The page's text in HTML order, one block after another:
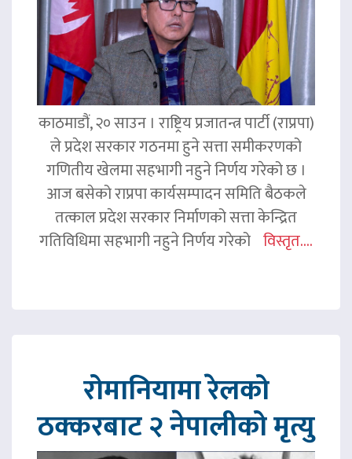
काठमाडौं, २० साउन । राष्ट्रिय प्रजातन्त्र पार्टी (राप्रपा)
ले प्रदेश सरकार गठनमा हुने सत्ता समीकरणको
गणितीय खेलमा सहभागी नहुने निर्णय गरेको छ ।
आज बसेको राप्रपा कार्यसम्पादन समिति बैठकले
तत्काल प्रदेश सरकार निर्माणको सत्ता केन्द्रित
गतिविधिमा सहभागी नहुने निर्णय गरेको विस्तृत....
रोमानियामा रेलको
ठक्करबाट २ नेपालीको मृत्यु